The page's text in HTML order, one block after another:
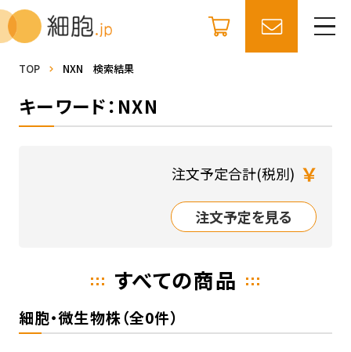
TOP NXN 検索結果
キーワード：NXN
注文予定合計(税別) ￥
注文予定を見る
すべての商品
細胞・微生物株（全0件）